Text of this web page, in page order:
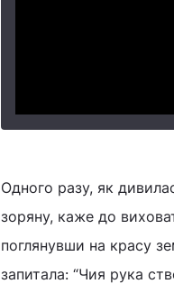
Одного разу, як
зоряну, каже до
поглянувши на красу
запитала: “Чия рука